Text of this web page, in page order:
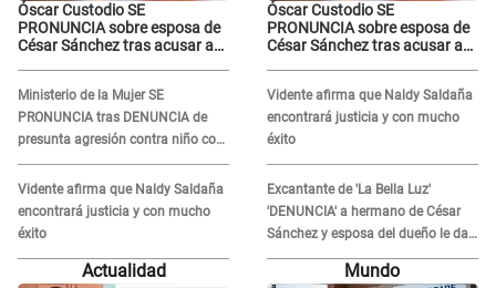
Óscar Custodio SE
PRONUNCIA sobre esposa de
César Sánchez tras acusar a
de la justicia"
Ministerio de la Mujer SE
PRONUNCIA tras DENUNCIA de
presunta agresión contra niño con
autismo en Surco
Vidente afirma que Naldy Saldaña
encontrará justicia y con mucho
éxito
Óscar Custodio SE
PRONUNCIA sobre esposa de
César Sánchez tras acusar a
de la justicia"
Vidente afirma que Naldy Saldaña
encontrará justicia y con mucho
éxito
Excantante de 'La Bella Luz'
'DENUNCIA' a hermano de César
Sánchez y esposa del dueño le da
INDIGNANTE respuesta: "Ellos son
así, tranquila"
Actualidad Mundo